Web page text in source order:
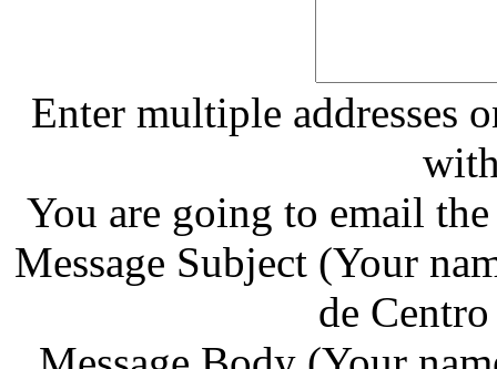
Enter multiple addresses
You are going to email
Message Subject (Your
de